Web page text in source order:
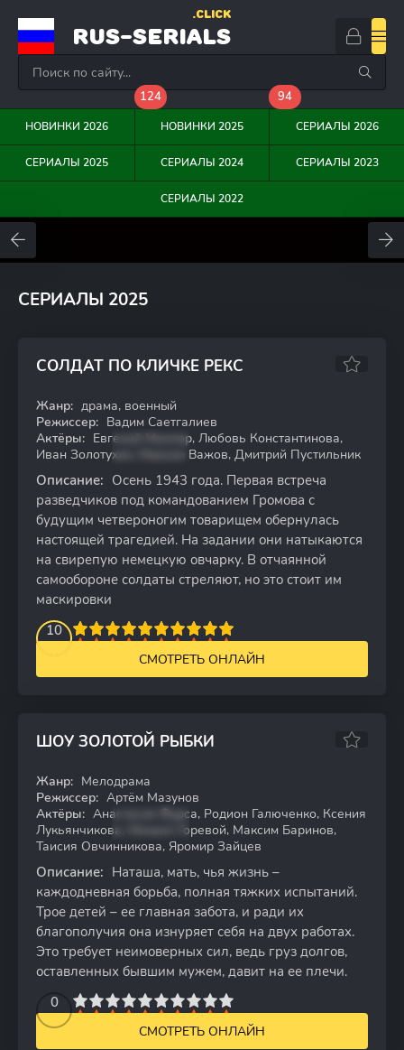
RUS-SERIALS
.CLICK
НОВИНКИ 2026
124
НОВИНКИ 2025
94
СЕРИАЛЫ 2026
СЕРИАЛЫ 2025 СЕРИАЛЫ 2024 СЕРИАЛЫ 2023
СЕРИАЛЫ 2022
0
СЕРИАЛЫ 2025
СОЛДАТ ПО КЛИЧКЕ РЕКС
WEBRip
Жанр: драма, военный
Режиссер: Вадим Саетгалиев
Актёры: Евгений Миллер, Любовь Константинова,
Иван Золотухин, Максим Важов, Дмитрий Пустильник
Описание: Осень 1943 года. Первая встреча
разведчиков под командованием Громова с
будущим четвероногим товарищем обернулась
настоящей трагедией. На задании они натыкаются
на свирепую немецкую овчарку. В отчаянной
самообороне солдаты стреляют, но это стоит им
маскировки
10
4 5 6 7 8 9 10
СМОТРЕТЬ ОНЛАЙН
ШОУ ЗОЛОТОЙ РЫБКИ
WEBRip
Жанр: Мелодрама
Режиссер: Артём Мазунов
Актёры: Анастасия Фурса, Родион Галюченко, Ксения
Лукьянчикова, Михаил Горевой, Максим Баринов,
Таисия Овчинникова, Яромир Зайцев
Описание: Наташа, мать, чья жизнь –
каждодневная борьба, полная тяжких испытаний.
Трое детей – ее главная забота, и ради их
благополучия она изнуряет себя на двух работах.
Это требует неимоверных сил, ведь груз долгов,
оставленных бывшим мужем, давит на ее плечи.
0
5 7 8 9 10
СМОТРЕТЬ ОНЛАЙН